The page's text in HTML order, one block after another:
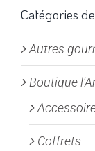
Catégories
Autres
Boutique
Coffrets